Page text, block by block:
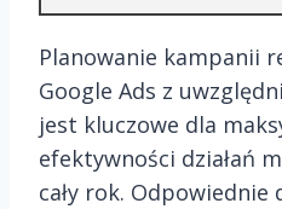
Planowanie kampanii
Google Ads z
jest kluczowe dla
efektywności działań
cały rok. Odpowiednie